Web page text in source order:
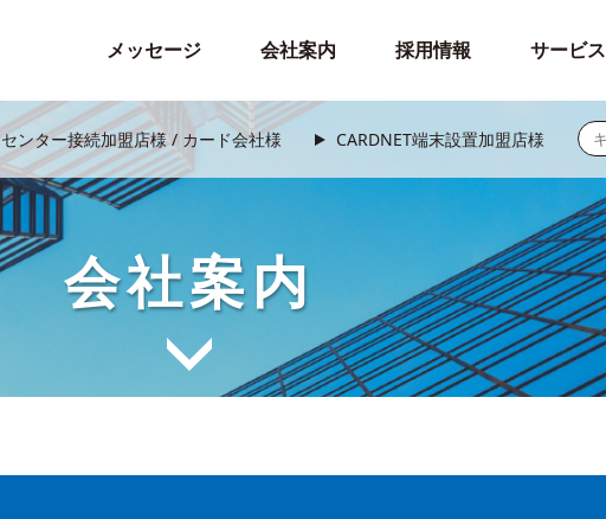
メッセージ 会社案内 採用情報 サービス
センター接続加盟店様 / カード会社様 CARDNET端末設置加盟店様
会社案内